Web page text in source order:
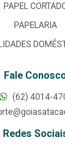
PAPEL
PAPELARIA
Fale
(62) 4014-
Redes